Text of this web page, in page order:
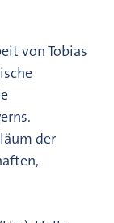
von Tobias
der